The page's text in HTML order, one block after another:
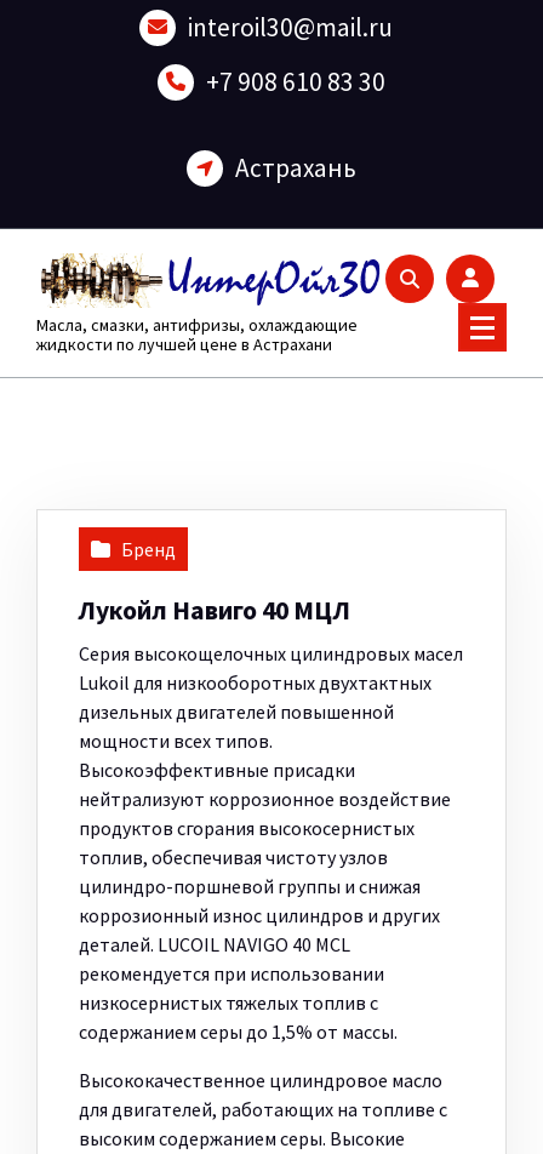
interoil30@mail.ru
+7 908 610 83 30
Астрахань
Масла, смазки, антифризы, охлаждающие
жидкости по лучшей цене в Астрахани
Бренд
Лукойл Навиго 40 МЦЛ
Серия высокощелочных цилиндровых масел
Lukoil для низкооборотных двухтактных
дизельных двигателей повышенной
мощности всех типов.
Высокоэффективные присадки
нейтрализуют коррозионное воздействие
продуктов сгорания высокосернистых
топлив, обеспечивая чистоту узлов
цилиндро-поршневой группы и снижая
коррозионный износ цилиндров и других
деталей. LUCOIL NAVIGO 40 MCL
рекомендуется при использовании
низкосернистых тяжелых топлив с
содержанием серы до 1,5% от массы.
Высококачественное цилиндровое масло
для двигателей, работающих на топливе с
высоким содержанием серы. Высокие